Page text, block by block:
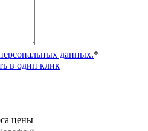
данных.*
в один клик
цены